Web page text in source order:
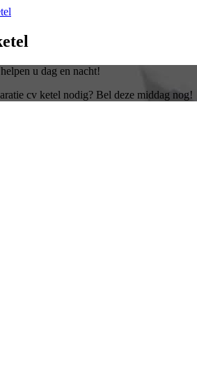
u dag en nacht!
cv ketel nodig? Bel deze middag nog!